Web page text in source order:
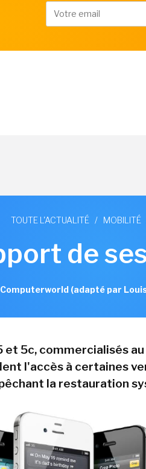
TOUTE L'ACTUALITÉ / MOBILITÉ
de
Computerworld (adapté par
et 5c, commercialisés
l'accès à certaines
la restauration